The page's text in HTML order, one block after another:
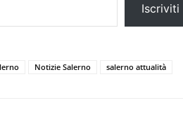
Iscriviti
Notizie Salerno salerno attualità